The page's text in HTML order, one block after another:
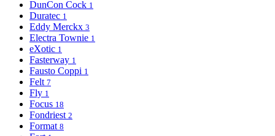
DunCon Cock 1
Duratec 1
Eddy Merckx 3
Electra Townie 1
eXotic 1
Fasterway 1
Fausto Coppi 1
Felt 7
Fly 1
Focus 18
Fondriest 2
Format 8